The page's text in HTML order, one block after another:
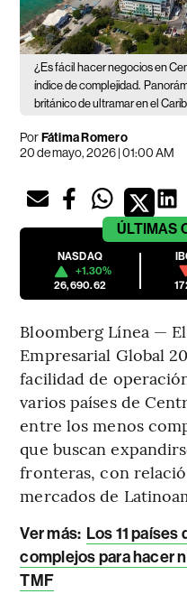
¿Es fácil hacer negocios en
índice de complejidad.
británico de ultramar en el
PorFátima Romero
20 de mayo, 2026 | 01:00 AM
ÚLTIMAS
NASDAQ
+1.30%
26,690.62
Bloomberg Línea —
Empresarial Global
facilidad de
varios países de
entre los menos
que buscan
fronteras, con
mercados de
Ver más: Los 11
complejos para hacer
TMF